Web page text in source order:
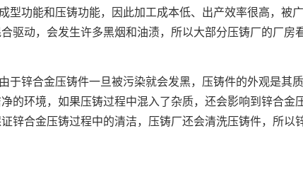
型功能和压铸功能，因此加工成本低、出产效率很高，被
驱动，会发生许多黑烟和油渍，所以大部分压铸厂的厂房
于锌合金压铸件一旦被污染就会发黑，压铸件的外观是其
的环境，如果压铸过程中混入了杂质，还会影响到锌合金
锌合金压铸过程中的清洁，压铸厂还会清洗压铸件，所以